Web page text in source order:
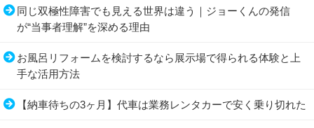
同じ双極性障害でも見える世界は違う｜ジョーくんの発信
が“当事者理解”を深める理由
お風呂リフォームを検討するなら展示場で得られる体験と上
手な活用方法
【納車待ちの3ヶ月】代車は業務レンタカーで安く乗り切れた